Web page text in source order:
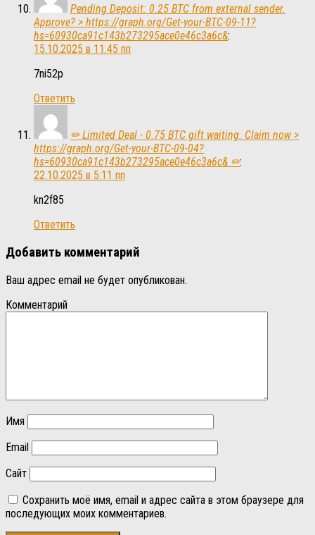
Pending Deposit: 0.25 BTC from external sender.
Approve? > https://graph.org/Get-your-BTC-09-11?
hs=60930ca91c143b273295ace0e46c3a6c&:
15.10.2025 в 11:45 пп
7ni52p
Ответить
✏ Limited Deal - 0.75 BTC gift waiting. Claim now >
https://graph.org/Get-your-BTC-09-04?
hs=60930ca91c143b273295ace0e46c3a6c& ✏:
22.10.2025 в 5:11 пп
kn2f85
Ответить
Добавить комментарий
Ваш адрес email не будет опубликован.
Комментарий
Имя
Email
Сайт
Сохранить моё имя, email и адрес сайта в этом браузере для
последующих моих комментариев.